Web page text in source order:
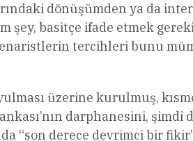
dönüşümden ya da
basitçe ifade etmek
tercihleri bunu
üzerine kurulmuş,
darphanesini, şimdi
“son derece devrimci bir